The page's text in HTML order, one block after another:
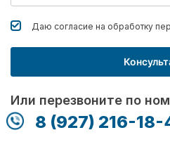
Даю согласие на обработку
Или перезвоните по
8 (927) 216-18-